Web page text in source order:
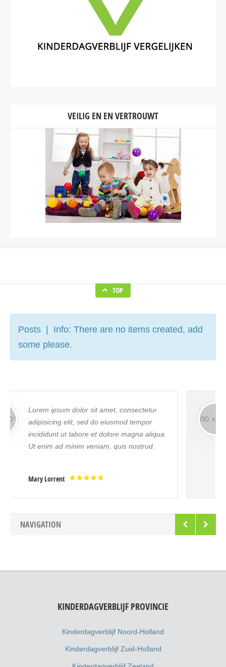
VEILIG EN EN VERTROUWT
TOP
Posts | Info: There are no items created, add
some please.
Sed ut perspiciatis unde omnis iste natus
error sit voluptatem accusantium
doloremque laudantium, totam rem
aperiam, eaque ipsa quae ab illo inventore
Mrs. Noelle Brown
NAVIGATION
KINDERDAGVERBLIJF PROVINCIE
Kinderdagverblijf Noord-Holland
Kinderdagverblijf Zuid-Holland